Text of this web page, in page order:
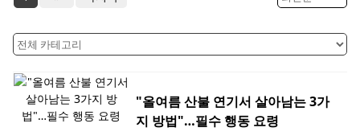
"올여름 산불 연기서 살아남는 3가
지 방법"…필수 행동 요령